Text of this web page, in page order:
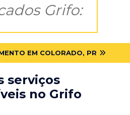
Grifo:
EM COLORADO, PR
serviços
no Grifo